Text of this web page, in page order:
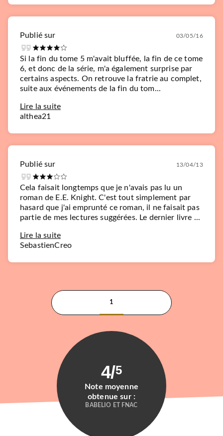
Publié sur 03/05/16
Si la fin du tome 5 m'avait bluffée, la fin de ce tome
6, et donc de la série, m'a également surprise par
certains aspects. On retrouve la fratrie au complet,
suite aux événements de la fin du tom...
Lire la suite
althea21
Publié sur 13/04/13
Cela faisait longtemps que je n'avais pas lu un
roman de E.E. Knight. C'est tout simplement par
hasard que j'ai emprunté ce roman, il ne faisait pas
partie de mes lectures suggérées. Le dernier livre ...
Lire la suite
SebastienCreo
1
4/5
Note moyenne
obtenue sur :
BABELIO ET FNAC